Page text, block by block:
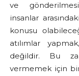
ve
insanlar
konusu
atılımlar
değildir. Bu
vermemek için